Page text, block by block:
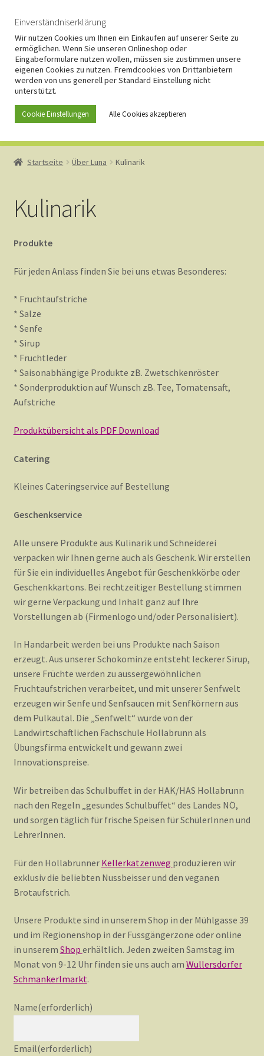
Zur
Navigation
springen
Zum
Inhalt
springen
Anfahrt und Kontakt
Datenschutzerklärung
Impressum
Leitbild
Payment Methods
Schaugarten
Bügelservice
Kulinarik
Reinigungsservice
Video
Startseite Über Luna Kulinarik
Kulinarik
Produkte
Für jeden Anlass finden Sie bei uns etwas Besonderes:
* Fruchtaufstriche
* Salze
* Senfe
* Sirup
* Fruchtleder
* Saisonabhängige Produkte zB. Zwetschkenröster
* Sonderproduktion auf Wunsch zB. Tee, Tomatensaft,
Aufstriche
Produktübersicht als PDF Download
Catering
Kleines Cateringservice auf Bestellung
Geschenkservice
Alle unsere Produkte aus Kulinarik und Schneiderei
verpacken wir Ihnen gerne auch als Geschenk. Wir erstellen
für Sie ein individuelles Angebot für Geschenkkörbe oder
Geschenkkartons. Bei rechtzeitiger Bestellung stimmen
wir gerne Verpackung und Inhalt ganz auf Ihre
Vorstellungen ab (Firmenlogo und/oder Personalisiert).
In Handarbeit werden bei uns Produkte nach Saison
erzeugt. Aus unserer Schokominze entsteht leckerer Sirup,
unsere Früchte werden zu aussergewöhnlichen
Fruchtaufstrichen verarbeitet, und mit unserer Senfwelt
erzeugen wir Senfe und Senfsaucen mit Senfkörnern aus
dem Pulkautal. Die „Senfwelt“ wurde von der
Landwirtschaftlichen Fachschule Hollabrunn als
Übungsfirma entwickelt und gewann zwei
Innovationspreise.
Wir betreiben das Schulbuffet in der HAK/HAS Hollabrunn
nach den Regeln „gesundes Schulbuffet“ des Landes NÖ,
und sorgen täglich für frische Speisen für SchülerInnen und
LehrerInnen.
Für den Hollabrunner Kellerkatzenweg produzieren wir
exklusiv die beliebten Nussbeisser und den veganen
Brotaufstrich.
Unsere Produkte sind in unserem Shop in der Mühlgasse 39
und im Regionenshop in der Fussgängerzone oder online
in unserem Shop erhältlich. Jeden zweiten Samstag im
Monat von 9-12 Uhr finden sie uns auch am Wullersdorfer
Schmankerlmarkt.
Name(erforderlich)
Email(erforderlich)
Einverständniserklärung
Wir nutzen Cookies um Ihnen ein Einkaufen auf unserer Seite zu
ermöglichen. Wenn Sie unseren Onlineshop oder
Eingabeformulare nutzen wollen, müssen sie zustimmen unsere
eigenen Cookies zu nutzen. Fremdcookies von Drittanbietern
werden von uns generell per Standard Einstellung nicht
unterstützt.
Cookie Einstellungen Alle Cookies akzeptieren